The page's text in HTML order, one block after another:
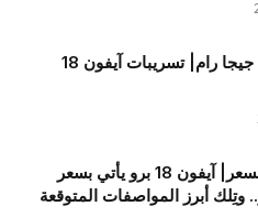
من 8 إلى 9 جيجا رام| تسريبات آيفون 18
ارتفاع في السعر| آيفون 18 برو يأتي بسعر